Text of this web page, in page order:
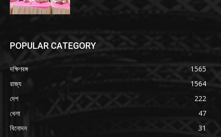
POPULAR CATEGORY
দক্ষিণবঙ্গ
1565
রাজ্য
1564
দেশ
222
খেলা
47
বিনোদন
31